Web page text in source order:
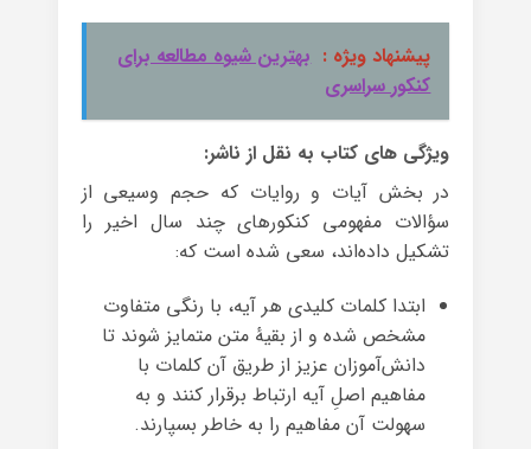
پیشنهاد ویژه : بهترین شیوه مطالعه برای
کنکور سراسری
ویژگی های کتاب به نقل از ناشر:
در بخش آیات و روایات که حجم وسیعی از
سؤالات مفهومی کنکورهای چند سال اخیر را
تشکیل داده‌اند، سعی شده است که:
ابتدا کلمات کلیدی هر آیه، با رنگی متفاوت
مشخص شده و از بقیهٔ متن متمایز شوند تا
دانش‌آموزان عزیز از طریق آن کلمات با
مفاهیم اصلِ آیه ارتباط برقرار کنند و به
سهولت آن مفاهیم را به خاطر بسپارند.